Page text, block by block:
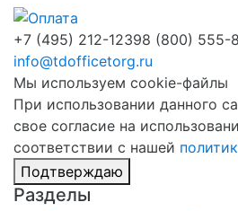
+7 (495) 212-12398 (800) 555-
info@tdofficetorg.ru
Мы используем cookie-файлы
При использовании данного
свое согласие на
соответствии с нашей
Подтверждаю
Разделы